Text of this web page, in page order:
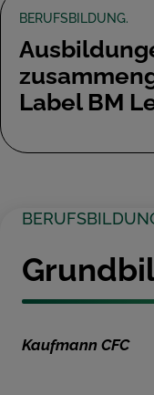
BERUFSBILDUNG.
Label BM
Kaufmann CFC